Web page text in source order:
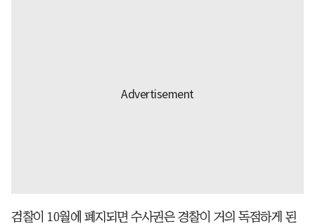
검찰이 10월에 폐지되면 수사권은 경찰이 거의 독점하게 된